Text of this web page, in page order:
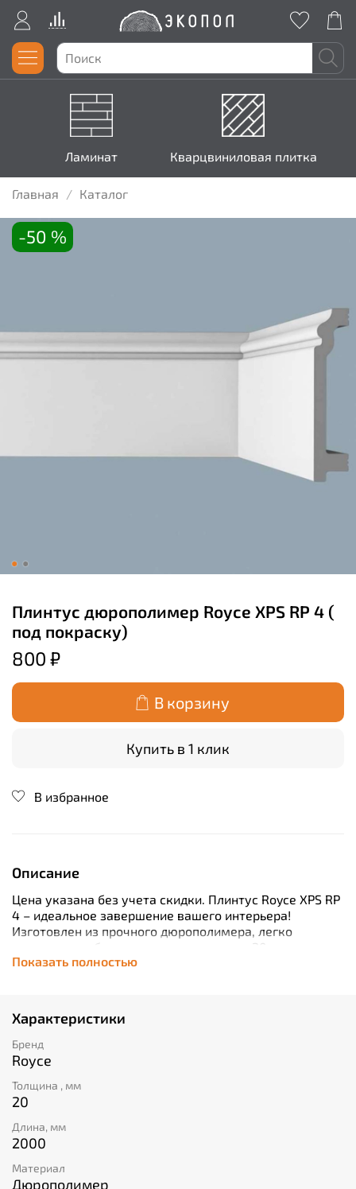
Ламинат Кварцвиниловая плитка
Главная Каталог
-50 %
Плинтус дюрополимер Royce XPS RP 4 (
под покраску)
800 ₽
В корзину
Купить в 1 клик
В избранное
Описание
Цена указана без учета скидки. Плинтус Royce XPS RP
4 – идеальное завершение вашего интерьера!
Изготовлен из прочного дюрополимера, легко
монтируется благодаря толщине всего 20мм при
длине 2 м. Подходит для окраски, что позволяет
вместе с плинтусом Royce XPS RP 4!
Показать полностью
Характеристики
Бренд
Royce
Толщина , мм
20
Длина, мм
2000
Материал
Дюрополимер